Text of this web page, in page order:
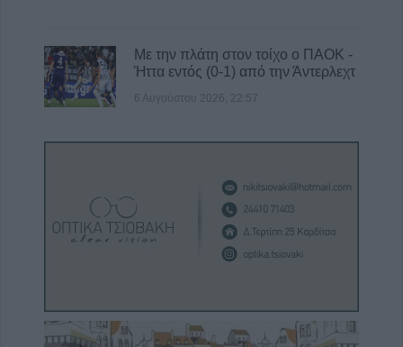
Με την πλάτη στον τοίχο ο ΠΑΟΚ -
Ήττα εντός (0-1) από την Άντερλεχτ
6 Αυγούστου 2026, 22:57